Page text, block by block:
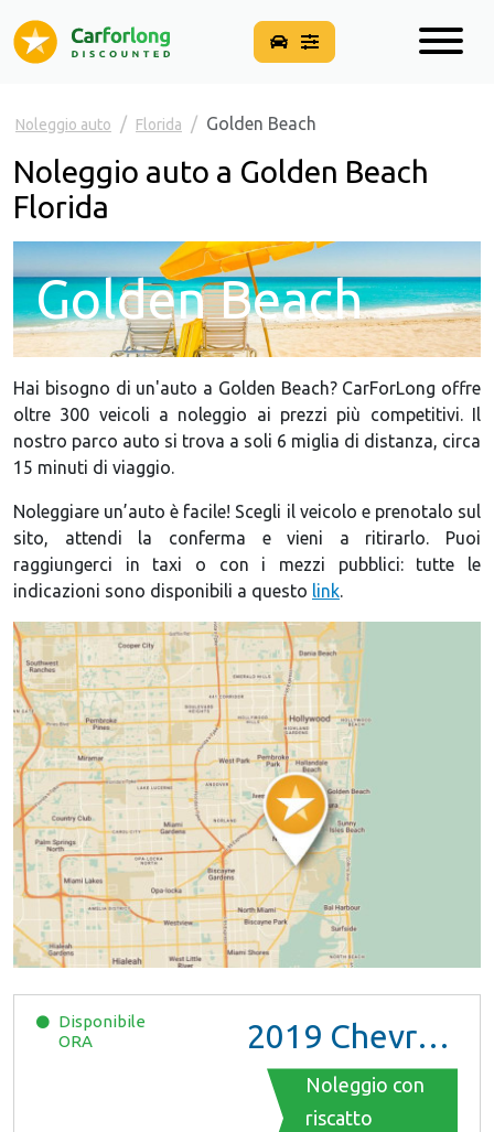
Noleggio auto Florida Golden Beach
Noleggio auto a Golden Beach
Florida
Golden Beach
Hai bisogno di un'auto a Golden Beach? CarForLong offre
oltre 300 veicoli a noleggio ai prezzi più competitivi. Il
nostro parco auto si trova a soli 6 miglia di distanza, circa
15 minuti di viaggio.
Noleggiare un’auto è facile! Scegli il veicolo e prenotalo sul
sito, attendi la conferma e vieni a ritirarlo. Puoi
raggiungerci in taxi o con i mezzi pubblici: tutte le
indicazioni sono disponibili a questo link.
Disponibile
ORA
2019 Chevrolet Malibu
Noleggio con
riscatto